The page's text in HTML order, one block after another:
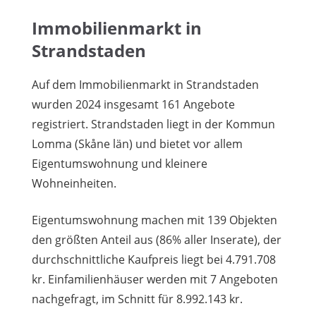
Immobilienmarkt in
Strandstaden
Auf dem Immobilienmarkt in Strandstaden
wurden 2024 insgesamt 161 Angebote
registriert. Strandstaden liegt in der Kommun
Lomma (Skåne län) und bietet vor allem
Eigentumswohnung und kleinere
Wohneinheiten.
Eigentumswohnung machen mit 139 Objekten
den größten Anteil aus (86% aller Inserate), der
durchschnittliche Kaufpreis liegt bei 4.791.708
kr. Einfamilienhäuser werden mit 7 Angeboten
nachgefragt, im Schnitt für 8.992.143 kr.